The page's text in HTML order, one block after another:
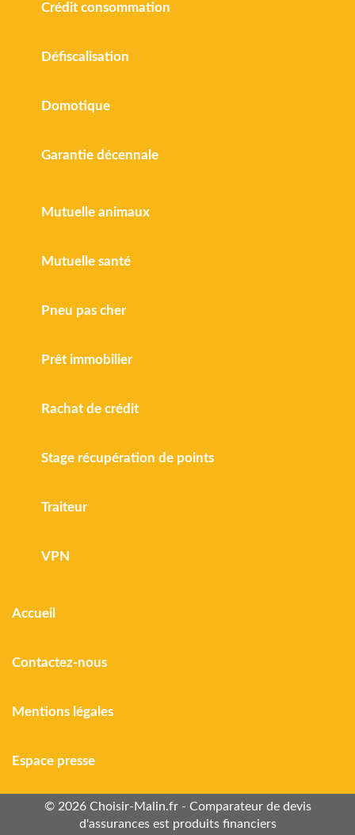
Crédit consommation
Défiscalisation
Domotique
Garantie décennale
Mutuelle animaux
Mutuelle santé
Pneu pas cher
Prêt immobilier
Rachat de crédit
Stage récupération de points
Traiteur
VPN
Accueil
Contactez-nous
Mentions légales
Espace presse
© 2026 Choisir-Malin.fr - Comparateur de devis
d'assurances est produits financiers